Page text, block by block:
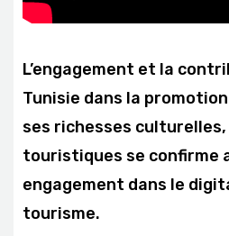
L’engagement et la
Tunisie dans la
ses richesses
touristiques se confirme
engagement dans le
tourisme.